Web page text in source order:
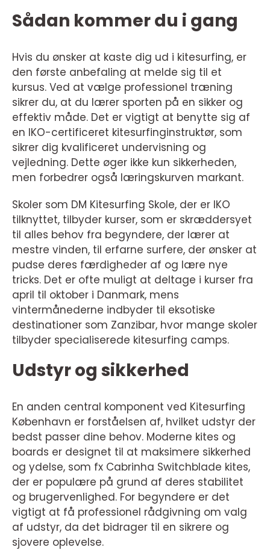
Sådan kommer du i gang
Hvis du ønsker at kaste dig ud i kitesurfing, er
den første anbefaling at melde sig til et
kursus. Ved at vælge professionel træning
sikrer du, at du lærer sporten på en sikker og
effektiv måde. Det er vigtigt at benytte sig af
en IKO-certificeret kitesurfinginstruktør, som
sikrer dig kvalificeret undervisning og
vejledning. Dette øger ikke kun sikkerheden,
men forbedrer også læringskurven markant.
Skoler som DM Kitesurfing Skole, der er IKO
tilknyttet, tilbyder kurser, som er skræddersyet
til alles behov fra begyndere, der lærer at
mestre vinden, til erfarne surfere, der ønsker at
pudse deres færdigheder af og lære nye
tricks. Det er ofte muligt at deltage i kurser fra
april til oktober i Danmark, mens
vintermånederne indbyder til eksotiske
destinationer som Zanzibar, hvor mange skoler
tilbyder specialiserede kitesurfing camps.
Udstyr og sikkerhed
En anden central komponent ved Kitesurfing
København er forståelsen af, hvilket udstyr der
bedst passer dine behov. Moderne kites og
boards er designet til at maksimere sikkerhed
og ydelse, som fx Cabrinha Switchblade kites,
der er populære på grund af deres stabilitet
og brugervenlighed. For begyndere er det
vigtigt at få professionel rådgivning om valg
af udstyr, da det bidrager til en sikrere og
sjovere oplevelse.